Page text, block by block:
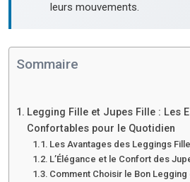
leurs mouvements.
Sommaire
Legging Fille et Jupes Fille : Les
Confortables pour le Quotidien
Les Avantages des Leggings
L’Élégance et le Confort des
Comment Choisir le Bon